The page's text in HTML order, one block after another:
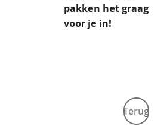
pakken het graag
voor je in!
Terug